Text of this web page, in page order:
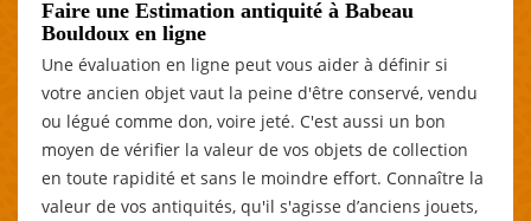
Faire une Estimation antiquité à Babeau
Bouldoux en ligne
Une évaluation en ligne peut vous aider à définir si
votre ancien objet vaut la peine d'être conservé, vendu
ou légué comme don, voire jeté. C'est aussi un bon
moyen de vérifier la valeur de vos objets de collection
en toute rapidité et sans le moindre effort. Connaître la
valeur de vos antiquités, qu'il s'agisse d’anciens jouets,